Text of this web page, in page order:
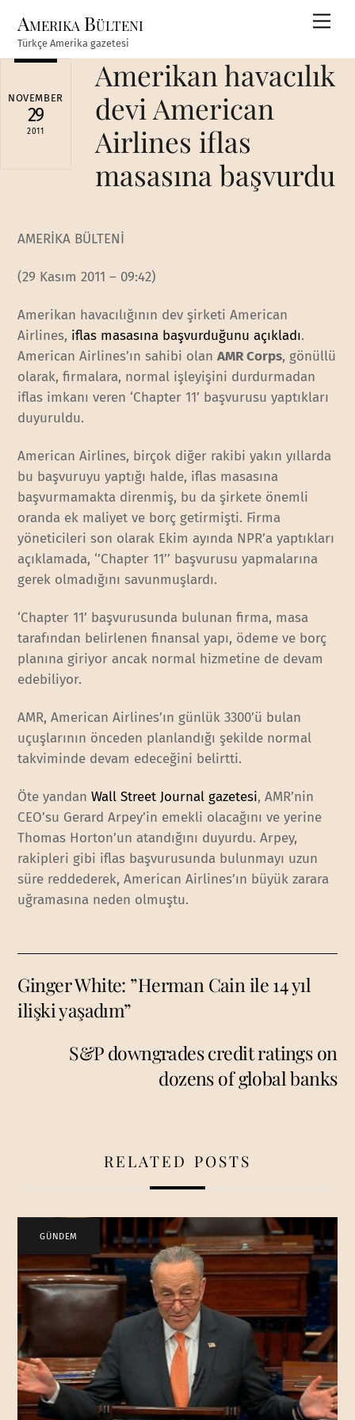
content
Amerika Bülteni
Türkçe Amerika gazetesi
NOVEMBER
29
2011
Amerikan havacılık
devi American
Airlines iflas
masasına başvurdu
AMERİKA BÜLTENİ
(29 Kasım 2011 – 09:42)
Amerikan havacılığının dev şirketi American
Airlines, iflas masasına başvurduğunu açıkladı.
American Airlines’ın sahibi olanAMR Corps, gönüllü
olarak, firmalara, normal işleyişini durdurmadan
iflas imkanı veren ‘Chapter 11’ başvurusu yaptıkları
duyuruldu.
American Airlines, birçok diğer rakibi yakın yıllarda
bu başvuruyu yaptığı halde, iflas masasına
başvurmamakta direnmiş, bu da şirkete önemli
oranda ek maliyet ve borç getirmişti. Firma
yöneticileri son olarak Ekim ayında NPR’a yaptıkları
açıklamada, ‘’Chapter 11’’ başvurusu yapmalarına
gerek olmadığını savunmuşlardı.
‘Chapter 11’ başvurusunda bulunan firma, masa
tarafından belirlenen finansal yapı, ödeme ve borç
planına giriyor ancak normal hizmetine de devam
edebiliyor.
AMR, American Airlines’ın günlük 3300’ü bulan
uçuşlarının önceden planlandığı şekilde normal
takviminde devam edeceğini belirtti.
Öte yandanWall Street Journal gazetesi, AMR’nin
CEO’su Gerard Arpey’in emekli olacağını ve yerine
Thomas Horton’un atandığını duyurdu. Arpey,
rakipleri gibi iflas başvurusunda bulunmayı uzun
süre reddederek, American Airlines’ın büyük zarara
uğramasına neden olmuştu.
Ginger White: ”Herman Cain ile 14 yıl
ilişki yaşadım”
S&P downgrades credit ratings on
dozens of global banks
RELATED POSTS
GÜNDEM